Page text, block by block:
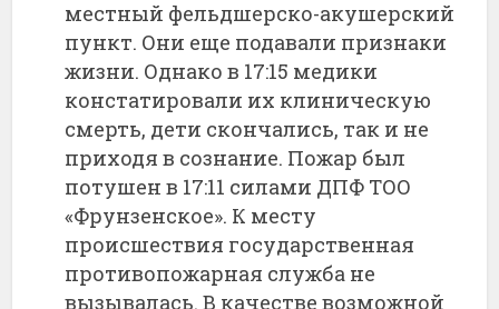
местный фельдшерско-акушерский
пункт. Они еще подавали признаки
жизни. Однако в 17:15 медики
констатировали их клиническую
смерть, дети скончались, так и не
приходя в сознание. Пожар был
потушен в 17:11 силами ДПФ ТОО
«Фрунзенское». К месту
происшествия государственная
противопожарная служба не
вызывалась. В качестве возможной